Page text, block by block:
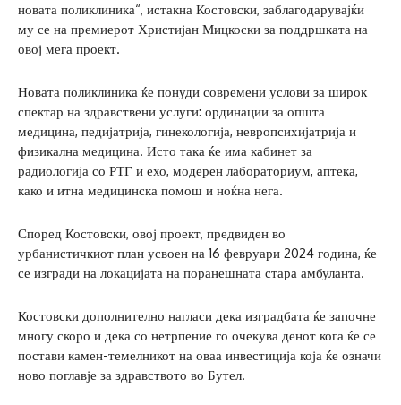
новата поликлиника“, истакна Костовски, заблагодарувајќи
му се на премиерот Христијан Мицкоски за поддршката на
овој мега проект.
Новата поликлиника ќе понуди современи услови за широк
спектар на здравствени услуги: ординации за општа
медицина, педијатрија, гинекологија, невропсихијатрија и
физикална медицина. Исто така ќе има кабинет за
радиологија со РТГ и ехо, модерен лабораториум, аптека,
како и итна медицинска помош и ноќна нега.
Според Костовски, овој проект, предвиден во
урбанистичкиот план усвоен на 16 февруари 2024 година, ќе
се изгради на локацијата на поранешната стара амбуланта.
Костовски дополнително нагласи дека изградбата ќе започне
многу скоро и дека со нетрпение го очекува денот кога ќе се
постави камен-темелникот на оваа инвестиција која ќе означи
ново поглавје за здравството во Бутел.